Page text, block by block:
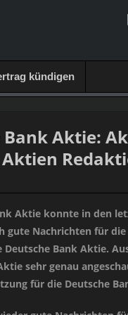
kündigen
Bank Aktie:
Aktie konnte in den
gute Nachrichten für
Bank Aktie.
sehr genau
für die Deutsche